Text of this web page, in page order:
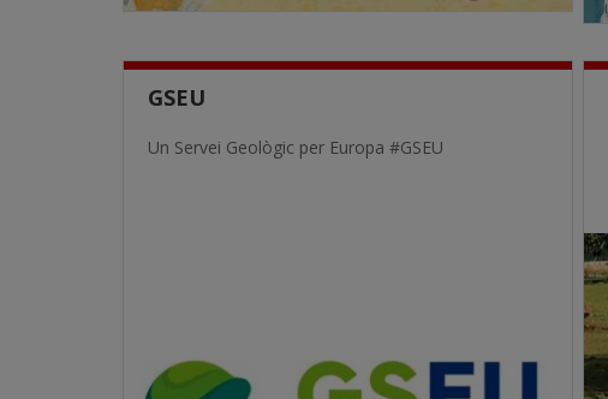
GSEU
Un Servei Geològic per Europa #GSEU